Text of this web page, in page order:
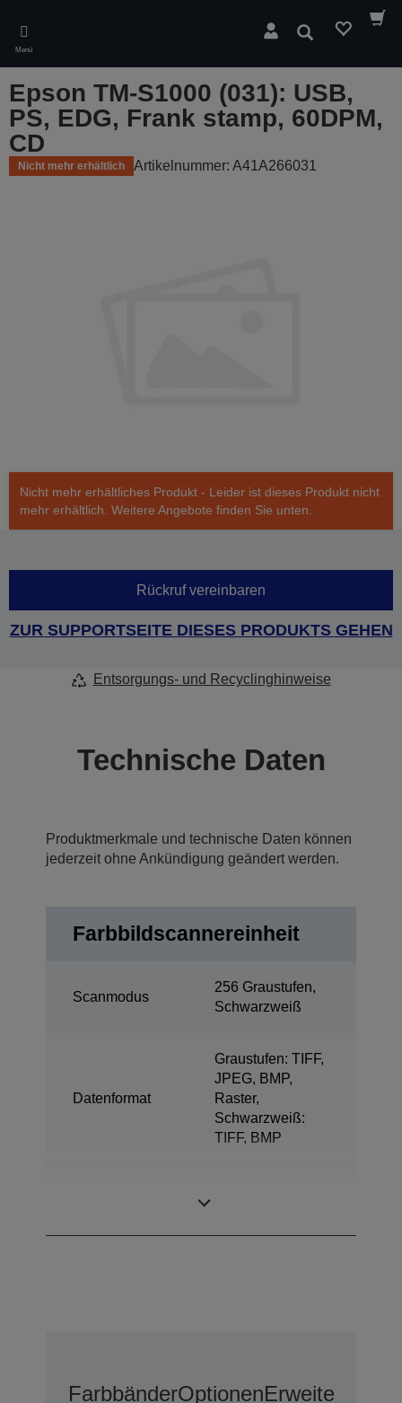
main
content
Menü
Suchen
Epson TM-S1000 (031): USB,
PS, EDG, Frank stamp, 60DPM,
CD
Nicht mehr erhältlich Artikelnummer: A41A266031
Nicht mehr erhältliches Produkt - Leider ist dieses Produkt nicht
mehr erhältlich. Weitere Angebote finden Sie unten.
Rückruf vereinbaren
ZUR SUPPORTSEITE DIESES PRODUKTS GEHEN
Entsorgungs- und Recyclinghinweise
Technische Daten
Produktmerkmale und technische Daten können
jederzeit ohne Ankündigung geändert werden.
Farbbildscannereinheit
Scanmodus
256 Graustufen,
Schwarzweiß
Datenformat
Graustufen: TIFF,
JPEG, BMP,
Raster,
Schwarzweiß:
TIFF, BMP
FarbbänderOptionenErweiterter